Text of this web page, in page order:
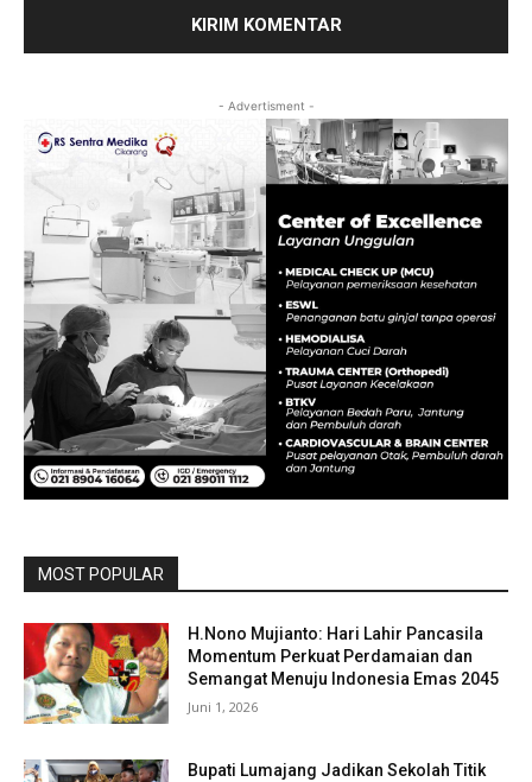
- Advertisment -
MOST POPULAR
H.Nono Mujianto: Hari Lahir Pancasila
Momentum Perkuat Perdamaian dan
Semangat Menuju Indonesia Emas 2045
Juni 1, 2026
Bupati Lumajang Jadikan Sekolah Titik